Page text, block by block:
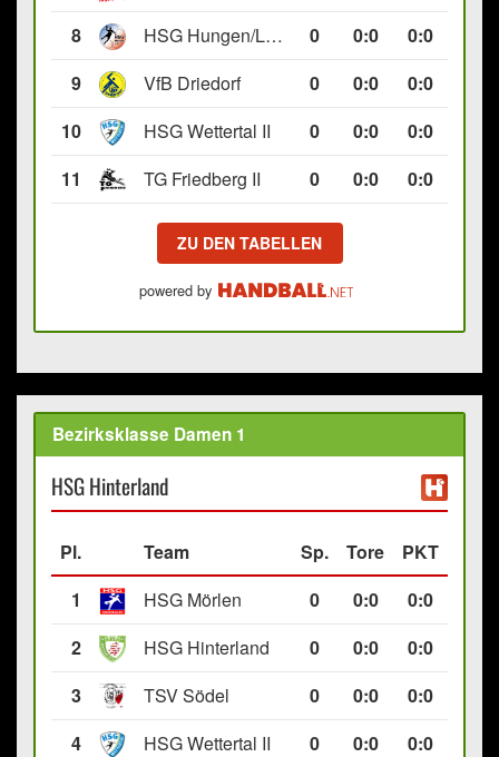
8 HSG Hungen/Lich II 0 0:0
0:0
9
VfB Driedorf 0 0:0
0:0
10
HSG Wettertal II 0 0:0
0:0
11
TG Friedberg II 0 0:0 0:0
ZU DEN TABELLEN
powered by
Bezirksklasse Damen 1
HSG Hinterland
Pl. Team Sp. Tore
PKT
1
HSG Mörlen 0 0:0
0:0
2
HSG Hinterland 0 0:0
0:0
3
TSV Södel 0 0:0
0:0
4
HSG Wettertal II 0 0:0
0:0